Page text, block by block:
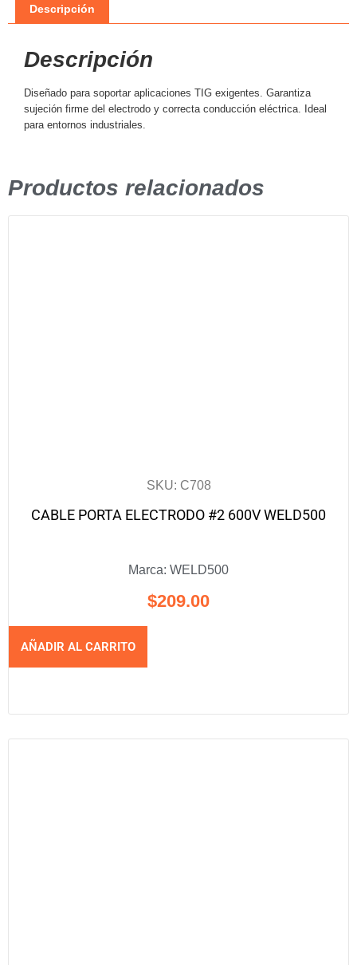
Descripción
Descripción
Diseñado para soportar aplicaciones TIG exigentes. Garantiza
sujeción firme del electrodo y correcta conducción eléctrica. Ideal
para entornos industriales.
Productos relacionados
SKU: C708
CABLE PORTA ELECTRODO #2 600V WELD500
Marca: WELD500
$209.00
AÑADIR AL CARRITO